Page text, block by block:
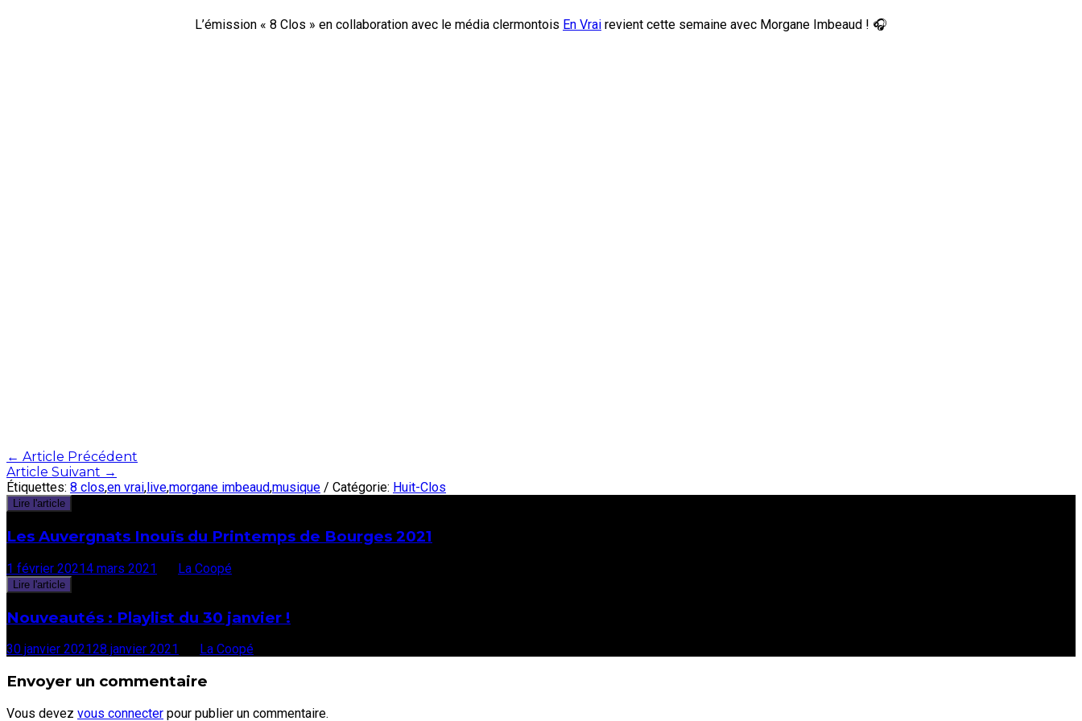
L’émission « 8 Clos » en collaboration avec le média clermontois En Vrai revient cette semaine avec Morgane Imbeaud ! 🎧
Post
navigation
← Article Précédent
Article Suivant →
Étiquettes: 8 clos,en vrai, live,morgane imbeaud,musique / Catégorie: Huit-Clos
Lire l'article
Les Auvergnats Inouïs du Printemps de Bourges 2021
1 février 20214 mars 2021 La Coopé
Lire l'article
Nouveautés : Playlist du 30 janvier !
30 janvier 202128 janvier 2021 La Coopé
Envoyer un commentaire
Vous devez vous connecter pour publier un commentaire.